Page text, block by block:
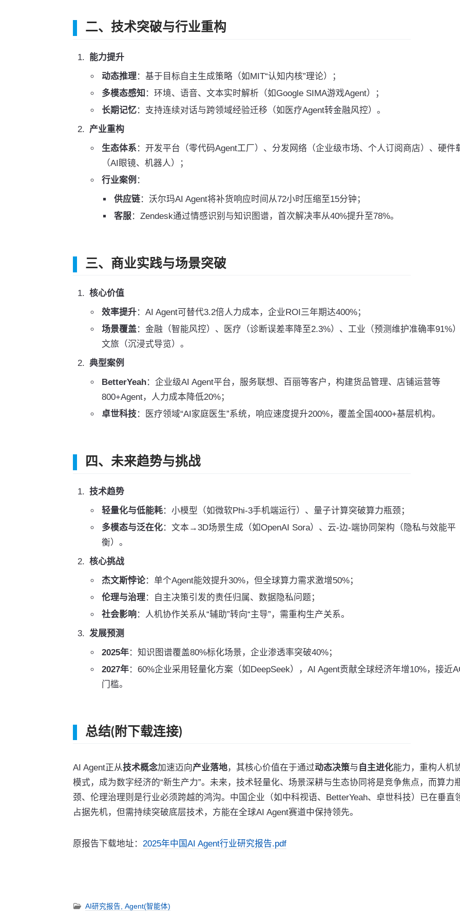
二、技术突破与行业重构
能力提升
动态推理：基于目标自主生成策略（如MIT“认知内核”理论）；
多模态感知 ：环境、语音、文本实时解析（如Google SIMA游戏Agent）；
长期记忆：支持连续对话与跨领域经验迁移（如医疗Agent转金融风控）。
产业重构
生态体系：开发平台（零代码Agent工厂）、分发网络（企业级市场、个人订阅商店）、硬件
（AI眼镜、机器人）；
行业案例 ：
供应链：沃尔玛AI Agent将补货响应时间从72小时压缩至15分钟；
客服：Zendesk通过情感识别与知识图谱，首次解决率从40%提升至78%。
三、商业实践与场景突破
核心价值
效率提升：AI Agent可替代3.2倍人力成本，企业ROI三年期达400%；
场景覆盖：金融（智能风控）、医疗（诊断误差率降至2.3%）、工业（预测维护准确率91%
文旅（沉浸式导览）。
典型案例
BetterYeah：企业级AI Agent平台，服务联想、百丽等客户，构建货品管理、店铺运营等
800+Agent，人力成本降低20%；
卓世科技：医疗领域“AI家庭医生”系统，响应速度提升200%，覆盖全国4000+基层机构。
四、未来趋势与挑战
技术趋势
轻量化与低能耗：小模型（如微软Phi-3手机端运行）、量子计算突破算力瓶颈；
多模态与泛在化：文本→3D场景生成（如OpenAI Sora）、云-边-端协同架构（隐私与效能平
衡）。
核心挑战
杰文斯悖论：单个Agent能效提升30%，但全球算力需求激增50%；
伦理与治理：自主决策引发的责任归属、数据隐私问题；
社会影响 ：人机协作关系从“辅助”转向“主导”，需重构生产关系。
发展预测
2025年：知识图谱覆盖80%标化场景，企业渗透率突破40%；
2027年：60%企业采用轻量化方案（如DeepSeek），AI Agent贡献全球经济年增10%，接近
门槛。
总结(附下载连接)
AI Agent正从技术概念加速迈向产业落地，其核心价值在于通过动态决策与 自主进化能力，重构人机
模式，成为数字经济的“新生产力”。未来，技术轻量化、场景深耕与生态协同将是竞争焦点，而算力
颈、伦理治理则是行业必须跨越的鸿沟。中国企业（如中科视语、BetterYeah、卓世科技）已在垂直
占据先机，但需持续突破底层技术，方能在全球AI Agent赛道中保持领先。
原报告下载地址： 2025年中国AI Agent行业研究报告.pdf
AI研究报告, Agent(智能体)